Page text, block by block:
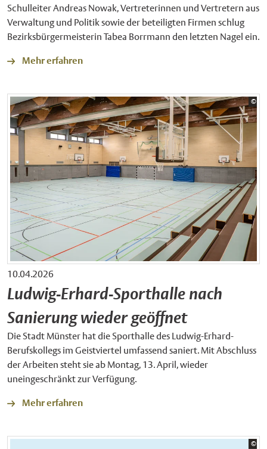
Schulleiter Andreas Nowak, Vertreterinnen und Vertretern aus
Verwaltung und Politik sowie der beteiligten Firmen schlug
Bezirksbürgermeisterin Tabea Borrmann den letzten Nagel ein.
Mehr erfahren
©
10.04.2026
Ludwig-Erhard-Sporthalle nach
Sanierung wieder geöffnet
Die Stadt Münster hat die Sporthalle des Ludwig-Erhard-
Berufskollegs im Geistviertel umfassend saniert. Mit Abschluss
der Arbeiten steht sie ab Montag, 13. April, wieder
uneingeschränkt zur Verfügung.
Mehr erfahren
©